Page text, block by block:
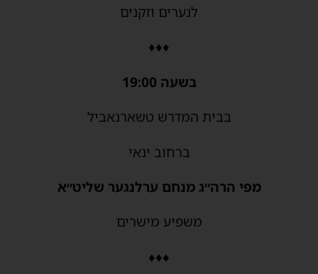
לנערים וזקנים
♦♦♦
בשעה 19:00
בבית המדרש טשארנאביל
ברחוב ינאי
מפי הרה״ג מנחם ערלנגער שליט״א
משפיע מישרים
♦♦♦